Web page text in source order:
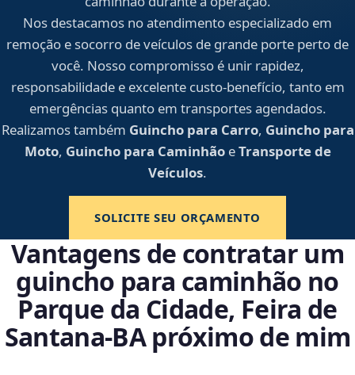
Nos destacamos no atendimento especializado em
remoção e socorro de veículos de grande porte perto de
você. Nosso compromisso é unir rapidez,
responsabilidade e excelente custo-benefício, tanto em
emergências quanto em transportes agendados.
Realizamos também Guincho para Carro, Guincho para
Moto, Guincho para CaminhãoeTransporte de
Veículos.
SOLICITE SEU ORÇAMENTO
Vantagens de contratar um
guincho para caminhão no
Parque da Cidade, Feira de
Santana‑BA próximo de mim